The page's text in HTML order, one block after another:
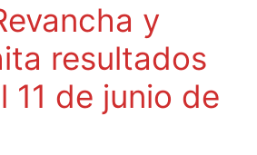
y
resultados
11 de junio de